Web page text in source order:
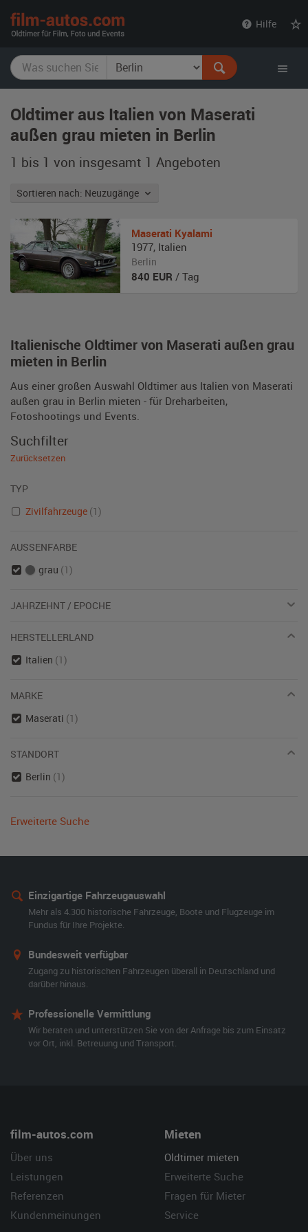
Hilfe
Oldtimer aus Italien von Maserati
außen grau mieten in Berlin
1 bis 1 von insgesamt 1 Angeboten
Sortieren nach: Neuzugänge
Italienische Oldtimer von Maserati außen grau
mieten in Berlin
Aus einer großen Auswahl Oldtimer aus Italien von Maserati
außen grau in Berlin mieten - für Dreharbeiten,
Fotoshootings und Events.
Maserati Kyalami
1977, Italien
Berlin
840 EUR / Tag
Suchfilter
Zurücksetzen
TYP
Zivilfahrzeuge (1)
AUSSENFARBE
grau (1)
JAHRZEHNT / EPOCHE
HERSTELLERLAND
Italien (1)
MARKE
Maserati (1)
STANDORT
Berlin (1)
Erweiterte Suche
Einzigartige Fahrzeugauswahl
Mehr als 4.300 historische Fahrzeuge, Boote und Flugzeuge im
Fundus für Ihre Projekte.
Bundesweit verfügbar
Zugang zu historischen Fahrzeugen überall in Deutschland und
darüber hinaus.
Professionelle Vermittlung
Wir beraten und unterstützen Sie von der Anfrage bis zum Einsatz
vor Ort, inkl. Betreuung und Transport.
film-autos.com
Über uns
Leistungen
Referenzen
Kundenmeinungen
Mieten
Oldtimer mieten
Erweiterte Suche
Fragen für Mieter
Service